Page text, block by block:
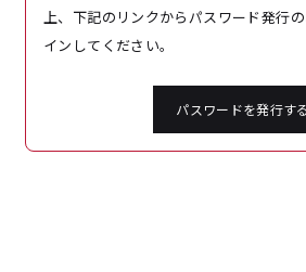
上、下記のリンクからパスワード発行
インしてください。
パスワードを発行する